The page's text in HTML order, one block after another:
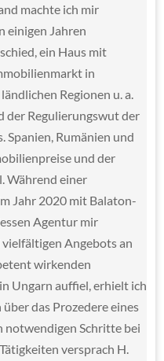
machte ich mir
einigen Jahren
ein Haus mit
in
Regionen u. a.
der Regulierungswut der
Spanien, Rumänien und
und der
Während einer
Jahr 2020 mit Balaton-
Agentur mir
Angebots an
wirkenden
Ungarn auffiel, erhielt ich
das Prozedere eines
notwendigen Schritte bei
versprach H.